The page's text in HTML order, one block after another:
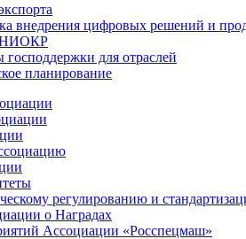
внедрения цифровых решений и
НИОКР
для отраслей
планирование
регулированию и
о Наградах
Ассоциации «Росспецмаш»